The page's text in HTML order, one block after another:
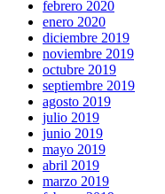
febrero 2020
enero 2020
diciembre 2019
noviembre 2019
octubre 2019
septiembre 2019
agosto 2019
julio 2019
junio 2019
mayo 2019
abril 2019
marzo 2019